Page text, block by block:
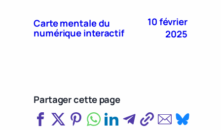
Carte mentale du
numérique interactif
10 février
2025
Partager cette page